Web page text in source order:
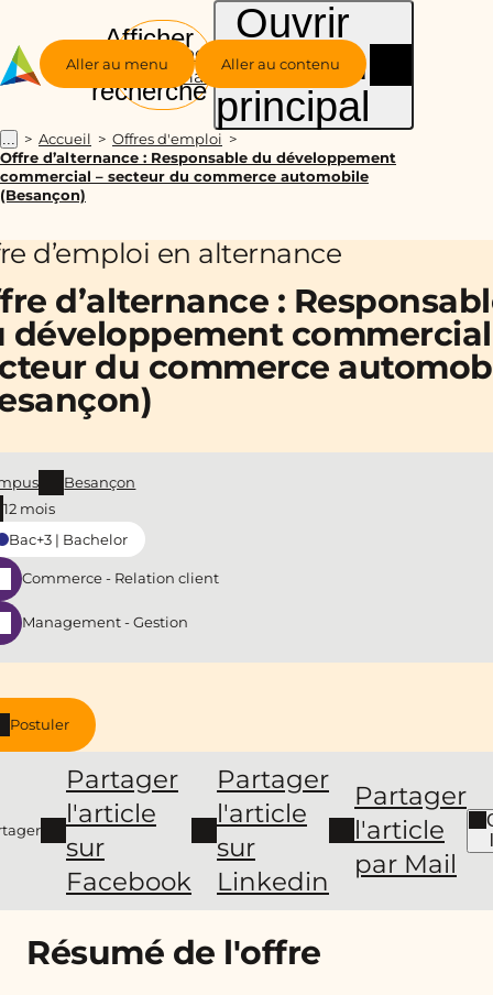
Aller au menu Aller au contenu
Groupe
Alternance
Afficher
la
recherche
Ouvrir
le menu
principal
... Accueil
Offres d'emploi
Offre d’alternance : Responsable du développement
commercial – secteur du commerce automobile
(Besançon)
d’emploi en alternance
d’alternance :
développement commercial
du commerce
Postuler
Partager
l'article
sur
Facebook
Partager
l'article
sur
Linkedin
Partager
l'article
par Mail
Besançon
12 mois
Bac+3 | Bachelor
Commerce - Relation client
Management - Gestion
Résumé de l'offre